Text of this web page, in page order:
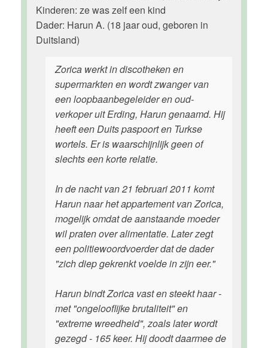
Kinderen: ze was zelf een kind
Dader: Harun A. (18 jaar oud, geboren in
Duitsland)
Zorica werkt in discotheken en
supermarkten en wordt zwanger van
een loopbaanbegeleider en oud-
verkoper uit Erding, Harun genaamd. Hij
heeft een Duits paspoort en Turkse
wortels. Er is waarschijnlijk geen of
slechts een korte relatie.
In de nacht van 21 februari 2011 komt
Harun naar het appartement van Zorica,
mogelijk omdat de aanstaande moeder
wil praten over alimentatie. Later zegt
een politiewoordvoerder dat de dader
"zich diep gekrenkt voelde in zijn eer."
Harun bindt Zorica vast en steekt haar -
met "ongelooflijke brutaliteit" en
"extreme wreedheid", zoals later wordt
gezegd - 165 keer. Hij doodt daarmee de